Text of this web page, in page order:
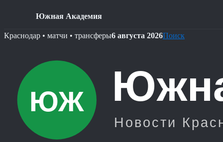
Южная Академия
Skip
Краснодар • матчи • трансферы6 августа 2026Поиск